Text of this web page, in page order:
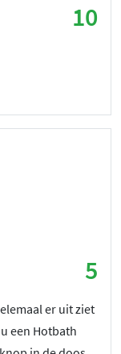
10
5
er uit ziet
een Hotbath